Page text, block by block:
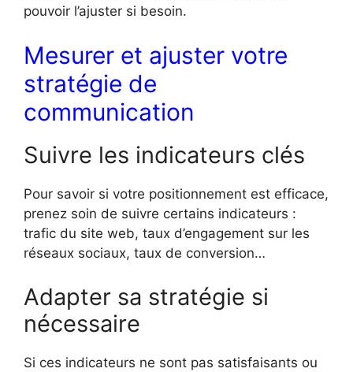
pouvoir l’ajuster si besoin.
Mesurer et ajuster votre
stratégie de
communication
Suivre les indicateurs clés
Pour savoir si votre positionnement est efficace,
prenez soin de suivre certains indicateurs :
trafic du site web, taux d’engagement sur les
réseaux sociaux, taux de conversion…
Adapter sa stratégie si
nécessaire
Si ces indicateurs ne sont pas satisfaisants ou